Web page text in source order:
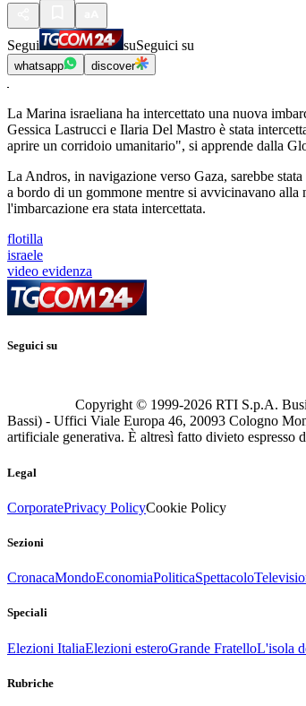
Segui suSeguici su
whatsapp discover
La Marina israeliana ha intercettato una nuova
Gessica Lastrucci e Ilaria Del Mastro è stata
aprire un corridoio umanitario", si apprende dalla
La Andros, in navigazione verso Gaza, sarebbe
a bordo di un gommone mentre si avvicinavano alla
l'imbarcazione era stata intercettata.
flotilla
israele
video evidenza
Seguici su
Copyright © 1999-2026 RTI S.p.A.
Bassi) - Uffici Viale Europa 46, 20093 Cologno
artificiale generativa. È altresì fatto divieto espresso
Legal
CorporatePrivacy PolicyCookie Policy
Sezioni
CronacaMondoEconomiaPoliticaSpettacolo
Speciali
Elezioni ItaliaElezioni esteroGrande FratelloL'isola
Rubriche